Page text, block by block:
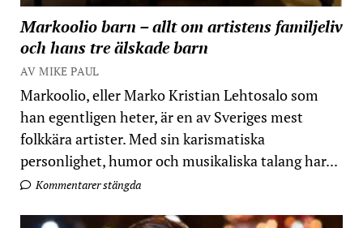
Markoolio barn – allt om artistens familjeliv
och hans tre älskade barn
AV MIKE PAUL
Markoolio, eller Marko Kristian Lehtosalo som
han egentligen heter, är en av Sveriges mest
folkkära artister. Med sin karismatiska
personlighet, humor och musikaliska talang har...
Kommentarer stängda